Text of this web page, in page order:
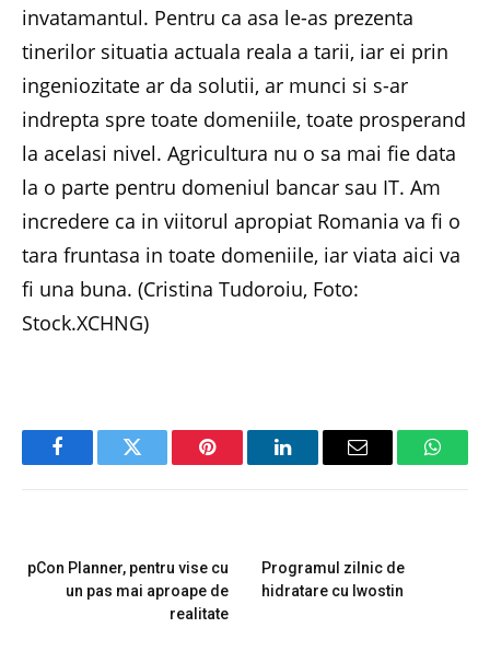
invatamantul. Pentru ca asa le-as prezenta
tinerilor situatia actuala reala a tarii, iar ei prin
ingeniozitate ar da solutii, ar munci si s-ar
indrepta spre toate domeniile, toate prosperand
la acelasi nivel. Agricultura nu o sa mai fie data
la o parte pentru domeniul bancar sau IT. Am
incredere ca in viitorul apropiat Romania va fi o
tara fruntasa in toate domeniile, iar viata aici va
fi una buna. (Cristina Tudoroiu, Foto:
Stock.XCHNG)
FacebookTwitter Pinterest LinkedInEmail
pCon Planner, pentru vise cu
un pas mai aproape de
realitate
Programul zilnic de
hidratare cu Iwostin